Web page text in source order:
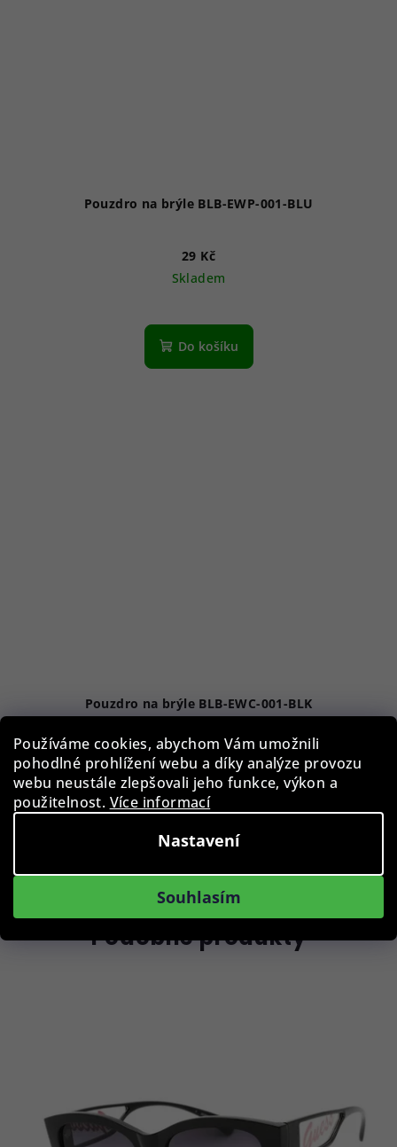
Používáme cookies, abychom Vám umožnili
pohodlné prohlížení webu a díky analýze provozu
webu neustále zlepšovali jeho funkce, výkon a
použitelnost. Více informací
Nastavení
Souhlasím
Pouzdro na brýle BLB-EWP-001-BLU
29 Kč
Skladem
Do košíku
Pouzdro na brýle BLB-EWC-001-BLK
129 Kč
Skladem
Do košíku
Podobné produkty